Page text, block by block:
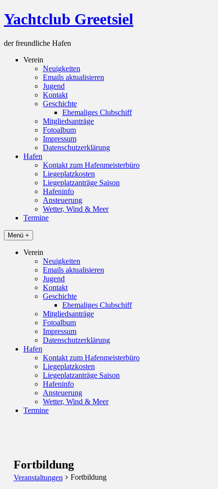
Skip
to
Yachtclub Greetsiel
der freundliche Hafen
Verein
Neuigkeiten
Emails aktualisieren
Jugend
Kontakt
Geschichte
Ehemaliges Clubschiff
Mitgliedsanträge
Fotoalbum
Impressum
Datenschutzerklärung
Hafen
Kontakt zum Hafenmeisterbüro
Liegeplatzkosten
Liegeplatzanträge Saison
Hafeninfo
Ansteuerung
Wetter, Wind & Meer
Termine
Menü +
Verein
Neuigkeiten
Emails aktualisieren
Jugend
Kontakt
Geschichte
Ehemaliges Clubschiff
Mitgliedsanträge
Fotoalbum
Impressum
Datenschutzerklärung
Hafen
Kontakt zum Hafenmeisterbüro
Liegeplatzkosten
Liegeplatzanträge Saison
Hafeninfo
Ansteuerung
Wetter, Wind & Meer
Termine
Fortbildung
Veranstaltungen Fortbildung